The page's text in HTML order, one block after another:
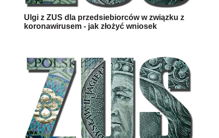
Ulgi z ZUS dla przedsiebiorców w związku z
koronawirusem - jak złożyć wniosek